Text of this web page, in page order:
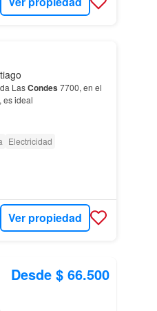
LasCondes 7700, en el
, es ideal
Electricidad
Ver propiedad
Desde $ 66.500